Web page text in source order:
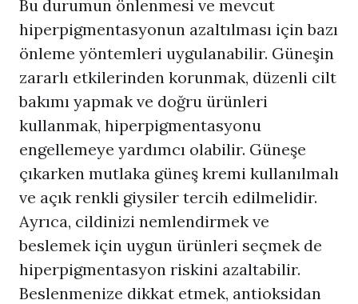
Bu durumun önlenmesi ve mevcut
hiperpigmentasyonun azaltılması için bazı
önleme yöntemleri uygulanabilir. Güneşin
zararlı etkilerinden korunmak, düzenli cilt
bakımı yapmak ve doğru ürünleri
kullanmak, hiperpigmentasyonu
engellemeye yardımcı olabilir. Güneşe
çıkarken mutlaka güneş kremi kullanılmalı
ve açık renkli giysiler tercih edilmelidir.
Ayrıca, cildinizi nemlendirmek ve
beslemek için uygun ürünleri seçmek de
hiperpigmentasyon riskini azaltabilir.
Beslenmenize dikkat etmek, antioksidan